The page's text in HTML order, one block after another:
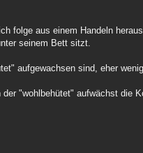
folge aus einem Handeln
seinem Bett sitzt.
aufgewachsen sind, eher
"wohlbehütet" aufwächst die